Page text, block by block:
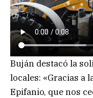
Buján destacó la
locales: «Gracias a
Epifanio, que nos